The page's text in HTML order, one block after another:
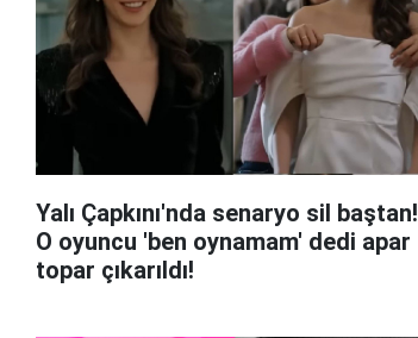
Yalı Çapkını'nda senaryo sil baştan!
O oyuncu 'ben oynamam' dedi apar
topar çıkarıldı!